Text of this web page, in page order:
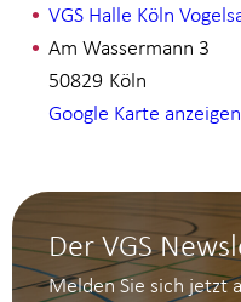
VGS Halle Köln
Am Wassermann 3
Köln
50829
Google Karte anzeigen
Der VGS
Melden Sie sich jetzt